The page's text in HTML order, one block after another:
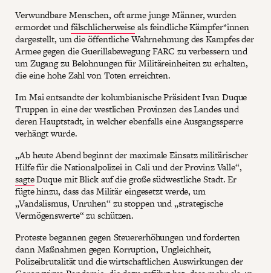
Verwundbare Menschen, oft arme junge Männer, wurden
ermordet undfälschlicherweiseals feindliche Kämpfer*innen
dargestellt, um die öffentliche Wahrnehmung des Kampfes der
Armee gegen die Guerillabewegung FARC zu verbessern und
um Zugang zu Belohnungen für Militäreinheiten zu erhalten,
die eine hohe Zahl von Toten erreichten.
Im Mai entsandte der kolumbianische Präsident Ivan Duque
Truppen in eine der westlichen Provinzen des Landes und
deren Hauptstadt, in welcher ebenfalls eine Ausgangssperre
verhängt wurde.
„Ab heute Abend beginnt der maximale Einsatz militärischer
Hilfe für die Nationalpolizei in Cali und der Provinz Valle“,
sagteDuque mit Blick auf die große südwestliche Stadt. Er
fügte hinzu, dass das Militär eingesetzt werde, um
„Vandalismus, Unruhen“ zu stoppen und „strategische
Vermögenswerte“ zu schützen.
Proteste begannen gegen Steuererhöhungen und forderten
dann Maßnahmen gegen Korruption, Ungleichheit,
Polizeibrutalität und die wirtschaftlichen Auswirkungen der